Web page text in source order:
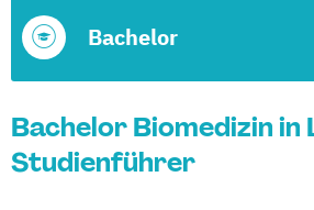
Bachelor
Bachelor Biomedizin in
Studienführer